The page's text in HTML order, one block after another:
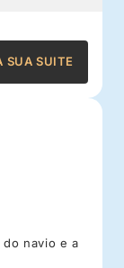
SUA SUITE
navio e a